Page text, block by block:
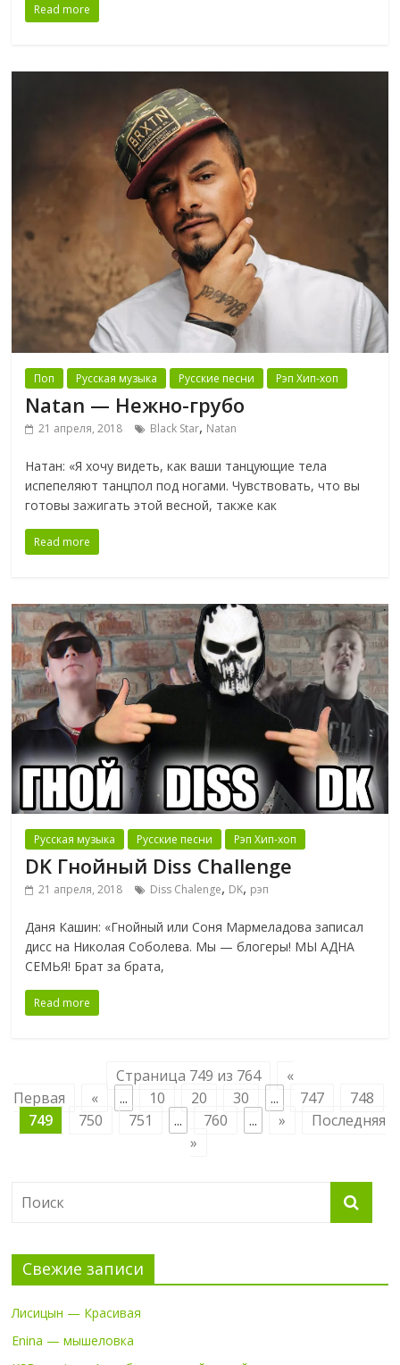
Read more
Поп Русская музыка Русские песни Рэп Хип-хоп
Natan — Нежно-грубо
21 апреля, 2018 Black Star, Natan
Натан: «Я хочу видеть, как ваши танцующие тела
испепеляют танцпол под ногами. Чувствовать, что вы
готовы зажигать этой весной, также как
Read more
Русская музыка Русские песни Рэп Хип-хоп
DK Гнойный Diss Challenge
21 апреля, 2018 Diss Chalenge, DK, рэп
Даня Кашин: «Гнойный или Соня Мармеладова записал
дисс на Николая Соболева. Мы — блогеры! МЫ АДНА
СЕМЬЯ! Брат за брата,
Read more
Страница 749 из 764
«
Первая
« ... 10 20 30 ... 747
748
749
750 751 ... 760 ... »
Последняя
»
Свежие записи
Лисицын — Красивая
Enina — мышеловка